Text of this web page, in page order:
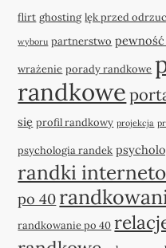
flirt ghosting lęk przed
wyboru partnerstwo
wrażenie porady randkowe
randkowe
się profil randkowy projekcja
psychologia randek
randki
po 40
randkowanie po 40